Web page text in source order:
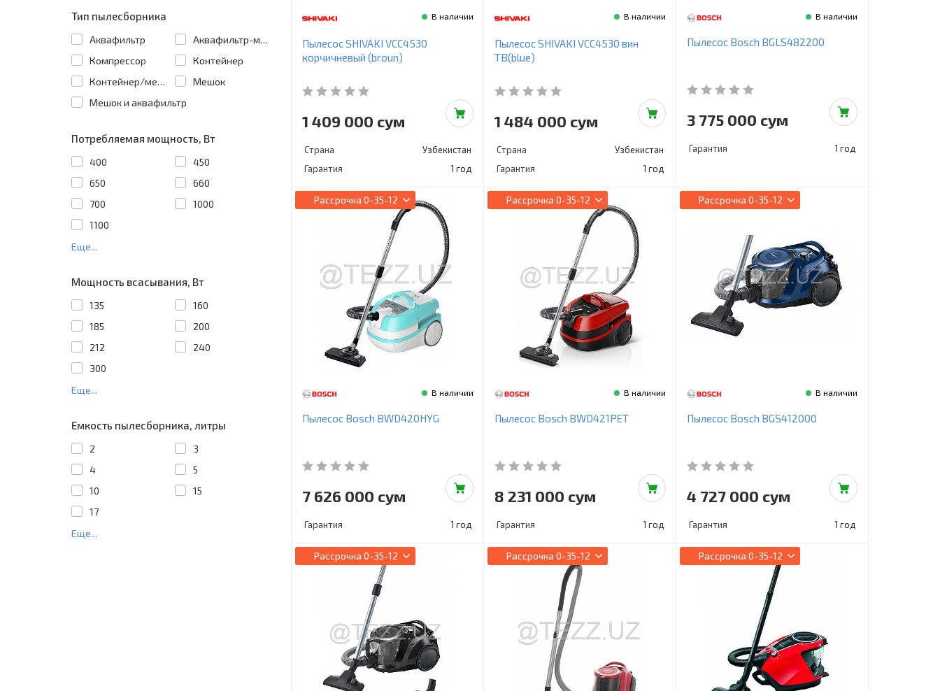
Тип пылесборника
Аквафильтр
Аквафильтр-мешок
Компрессор
Контейнер
Контейнер/мешок
Мешок
Мешок и аквафильтр
Потребляемая мощность, Вт
400
450
650
660
700
1000
1100
Еще...
Мощность всасывания, Вт
135
160
185
200
212
240
300
Еще...
Емкость пылесборника, литры
2
3
4
5
10
15
17
Еще...
В наличии
Пылесос SHIVAKI VCC4530
корчичневый (broun)
1 409 000 сум
Страна
Узбекистан
Гарантия
1 год
В наличии
Пылесос SHIVAKI VCC4530 вин
ТВ(blue)
1 484 000 сум
Страна
Узбекистан
Гарантия
1 год
В наличии
Пылесос Bosch BGLS482200
3 775 000 сум
Гарантия 1 год
Рассрочка 0-35-12
В наличии
Пылесос Bosch BWD420HYG
7 626 000 сум
Гарантия 1 год
Рассрочка 0-35-12
В наличии
Пылесос Bosch BWD421PET
8 231 000 сум
Гарантия 1 год
Рассрочка 0-35-12
В наличии
Пылесос Bosch BGS412000
4 727 000 сум
Гарантия 1 год
Рассрочка 0-35-12 Рассрочка 0-35-12 Рассрочка 0-35-12